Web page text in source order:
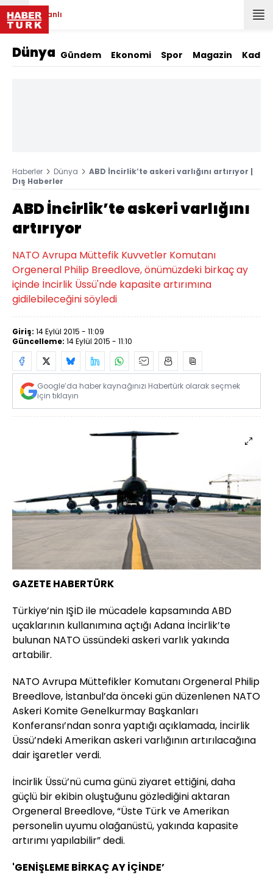
Canlı
Dünya Gündem Ekonomi Spor Magazin Kadın
Haberler Dünya
ABD İncirlik’te askeri varlığını artırıyor |
Dış Haberler
ABD İncirlik’te askeri varlığını
artırıyor
NATO Avrupa Müttefik Kuvvetler Komutanı
Orgeneral Philip Breedlove, önümüzdeki birkaç ay
içinde İncirlik Üssü'nde kapasite artırımına
gidilebileceğini söyledi
Giriş: 14 Eylül 2015 - 11:09
Güncelleme: 14 Eylül 2015 - 11:10
Google’da haber kaynağınızı Habertürk olarak seçmek
için tıklayın
GAZETE HABERTÜRK
Türkiye’nin IŞİD ile mücadele kapsamında ABD
uçaklarının kullanımına açtığı Adana İncirlik’te
bulunan NATO üssündeki askeri varlık yakında
artabilir.
NATO Avrupa Müttefikler Komutanı Orgeneral Philip
Breedlove, İstanbul’da önceki gün düzenlenen NATO
Askeri Komite Genelkurmay Başkanları
Konferansı’ndan sonra yaptığı açıklamada, İncirlik
Üssü’ndeki Amerikan askeri varlığının artırılacağına
dair işaretler verdi.
İncirlik Üssü’nü cuma günü ziyaret ettiğini, daha
güçlü bir ekibin oluştuğunu gözlediğini aktaran
Orgeneral Breedlove, “Üste Türk ve Amerikan
personelin uyumu olağanüstü, yakında kapasite
artırımı yapılabilir” dedi.
'GENİŞLEME BİRKAÇ AY İÇİNDE’